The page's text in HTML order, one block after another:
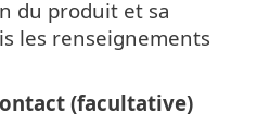
du produit et sa
les renseignements
(facultative)